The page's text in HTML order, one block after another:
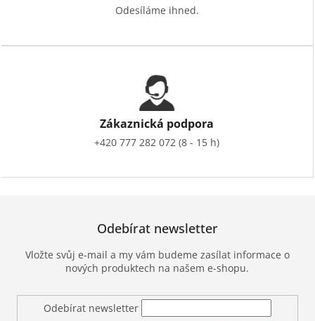
Odesíláme ihned.
Zákaznická podpora
+420 777 282 072 (8 - 15 h)
Odebírat newsletter
Vložte svůj e-mail a my vám budeme zasílat informace o
nových produktech na našem e-shopu.
Odebírat newsletter